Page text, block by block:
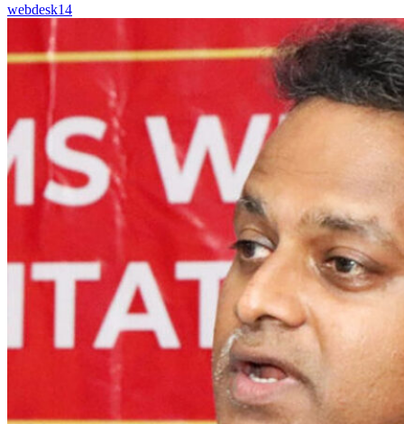
webdesk14